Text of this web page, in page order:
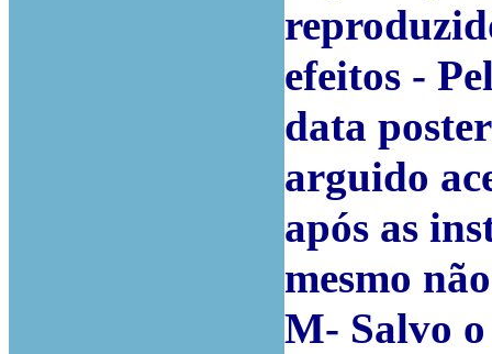
efeitos -
data
arguido
após as
mesmo
M- Salvo